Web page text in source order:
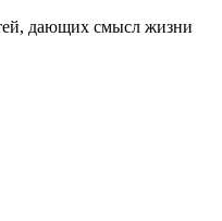
дающих смысл жизни